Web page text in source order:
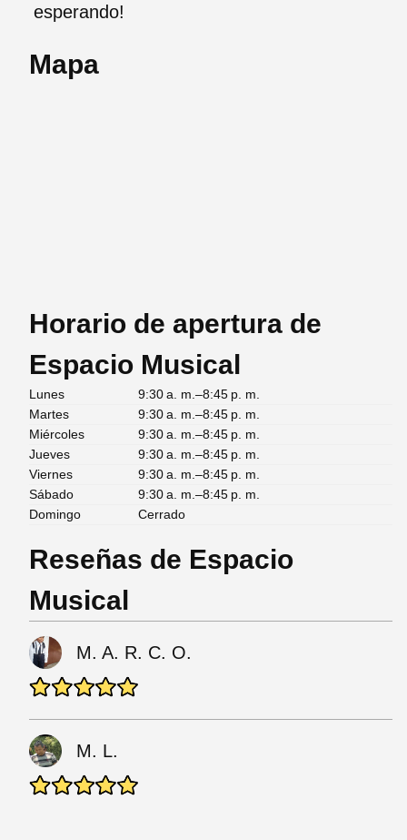
esperando!
Mapa
Horario de apertura de
Espacio Musical
Lunes
9:30 a. m.–8:45 p. m.
Martes
9:30 a. m.–8:45 p. m.
Miércoles
9:30 a. m.–8:45 p. m.
Jueves
9:30 a. m.–8:45 p. m.
Viernes
9:30 a. m.–8:45 p. m.
Sábado
9:30 a. m.–8:45 p. m.
Domingo
Cerrado
Reseñas de Espacio
Musical
M. A. R. C. O.
M. L.